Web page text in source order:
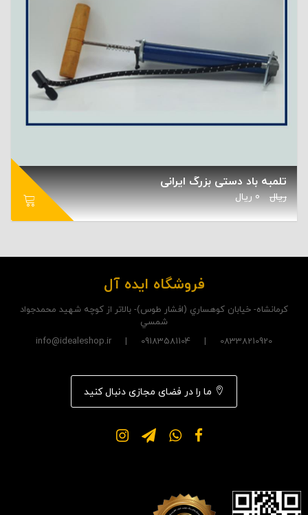
تلمبه باد دستی بزرگ ایرانی
ریال 0 ریال
فروشگاه ایده آل
کرمانشاه- خيابان کوهساري (افشار طوس)- بالاتر از کوچه شهيد محمدجواد
شمسي
08338210920 | 09183581104 | info@idealeshop.ir
ما را در فضای مجازی دنبال کنید